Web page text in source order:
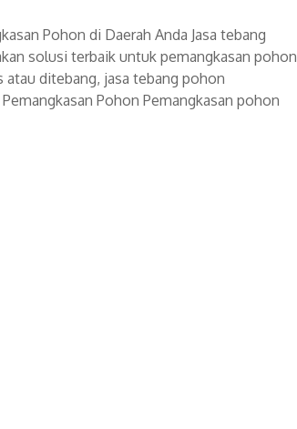
Pohon di Daerah Anda Jasa tebang
solusi terbaik untuk pemangkasan pohon
atau ditebang, jasa tebang pohon
Pohon Pemangkasan pohon